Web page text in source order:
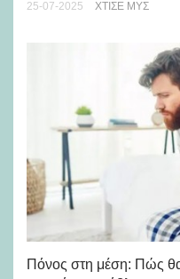
25-07-2025 ΧΤΊΣΕ ΜΥΣ
Πόνος στη μέση: Πώς θα